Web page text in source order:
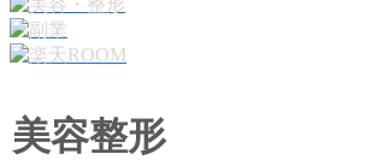
美容整形